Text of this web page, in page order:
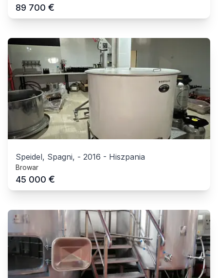
89 700 €
Speidel, Spagni, - 2016 - Hiszpania
Browar
45 000 €